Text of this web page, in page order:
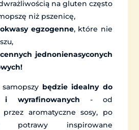
na gluten często
niż pszenicę,
egzogenne, które nie
jednonienasyconych
będzie idealny do
wyrafinowanych - od
aromatyczne sosy, po
potrawy inspirowane